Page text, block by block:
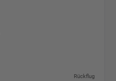
Rückflug